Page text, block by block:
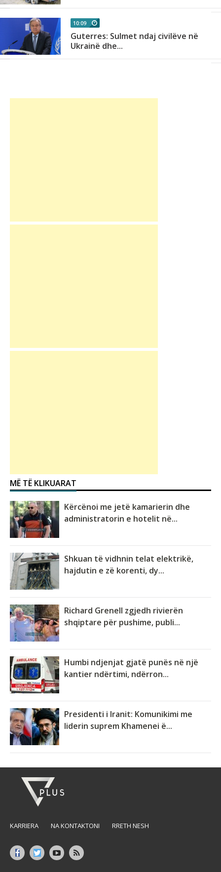
10:09
Guterres: Sulmet ndaj civilëve në
Ukrainë dhe...
MË TË KLIKUARAT
Kërcënoi me jetë kamarierin dhe
administratorin e hotelit në...
Shkuan të vidhnin telat elektrikë,
hajdutin e zë korenti, dy...
Richard Grenell zgjedh rivierën
shqiptare për pushime, publi...
Humbi ndjenjat gjatë punës në një
kantier ndërtimi, ndërron...
Presidenti i Iranit: Komunikimi me
liderin suprem Khamenei ë...
KARRIERA NA KONTAKTONI RRETH NESH